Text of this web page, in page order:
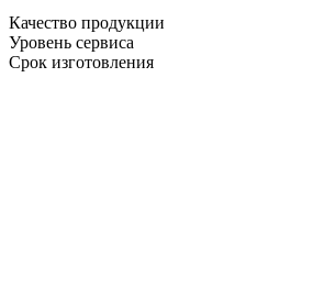
Качество продукции
Уровень сервиса
Срок изготовления